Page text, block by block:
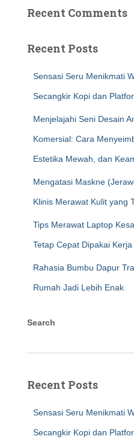
Recent Comments
Recent Posts
Sensasi Seru Menikmati
Secangkir Kopi dan
Menjelajahi Seni Desain
Komersial: Cara
Estetika Mewah, dan
Mengatasi Maskne
Klinis Merawat Kulit yang
Tips Merawat Laptop
Tetap Cepat Dipakai
Rahasia Bumbu Dapur
Rumah Jadi Lebih Enak
Search
Recent Posts
Sensasi Seru Menikmati
Secangkir Kopi dan